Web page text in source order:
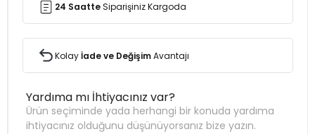
24 SaatteSiparişiniz Kargoda
Kolayİade ve DeğişimAvantajı
Yardıma mı İhtiyacınız var?
Ürün seçiminde yada herhangi bir konuda yardıma
ihtiyacınız olduğunu düşünüyorsanız bize yazın.